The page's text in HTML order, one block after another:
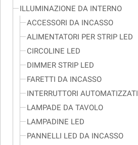
ILLUMINAZIONE DA INTERNO
ACCESSORI DA INCASSO
ALIMENTATORI PER STRIP LED
CIRCOLINE LED
DIMMER STRIP LED
FARETTI DA INCASSO
INTERRUTTORI AUTOMATIZZATI
LAMPADE DA TAVOLO
LAMPADINE LED
PANNELLI LED DA INCASSO